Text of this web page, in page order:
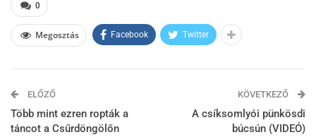
0
Megosztás Facebook Twitter
ELŐZŐ
Több mint ezren ropták a
táncot a Csűrdöngölőn
KÖVETKEZŐ
A csíksomlyói pünkösdi
búcsún (VIDEÓ)